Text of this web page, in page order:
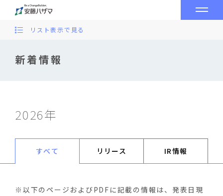
新着情報
リスト表示で見る
2026年
すべて リリース IR情報
※以下のページおよびPDFに記載の情報は、発表日現